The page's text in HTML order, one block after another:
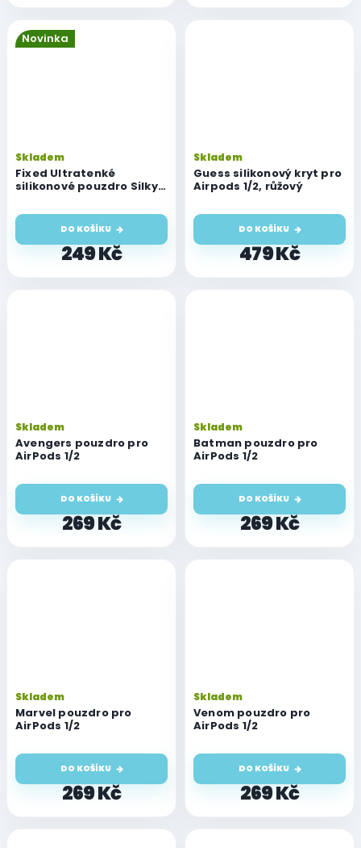
Novinka
Fixed Ultratenké
silikonové pouzdro Silky
Skladem
249 Kč
DO KOŠÍKU
Guess silikonový kryt pro
Airpods 1/2, růžový
Skladem
479 Kč
DO KOŠÍKU
Avengers pouzdro pro
AirPods 1/2
Skladem
269 Kč
DO KOŠÍKU
Batman pouzdro pro
AirPods 1/2
Skladem
269 Kč
DO KOŠÍKU
Marvel pouzdro pro
AirPods 1/2
Skladem
269 Kč
DO KOŠÍKU
Venom pouzdro pro
AirPods 1/2
Skladem
269 Kč
DO KOŠÍKU